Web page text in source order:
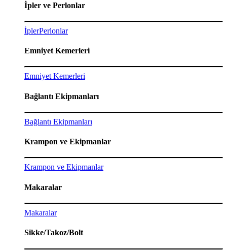
İpler ve Perlonlar
İplerPerlonlar
Emniyet Kemerleri
Emniyet Kemerleri
Bağlantı Ekipmanları
Bağlantı Ekipmanları
Krampon ve Ekipmanlar
Krampon ve Ekipmanlar
Makaralar
Makaralar
Sikke/Takoz/Bolt